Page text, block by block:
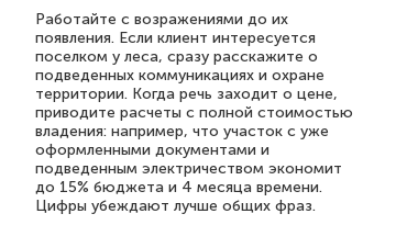
Работайте с возражениями до их
появления. Если клиент интересуется
поселком у леса, сразу расскажите о
подведенных коммуникациях и охране
территории. Когда речь заходит о цене,
приводите расчеты с полной стоимостью
владения: например, что участок с уже
оформленными документами и
подведенным электричеством экономит
до 15% бюджета и 4 месяца времени.
Цифры убеждают лучше общих фраз.